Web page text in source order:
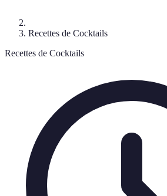
Recettes de Cocktails
Recettes de Cocktails